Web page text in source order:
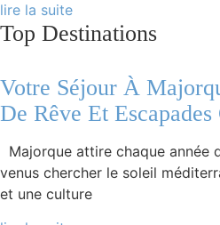
lire la suite
Top Destinations
Votre Séjour À
De Rêve Et
Majorque attire chaque année
venus chercher le soleil
et une culture